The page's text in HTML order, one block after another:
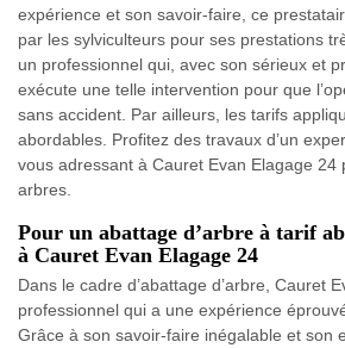
expérience et son savoir-faire, ce
par les sylviculteurs pour ses prestations
un professionnel qui, avec son sérieux et
exécute une telle intervention pour que
sans accident. Par ailleurs, les tarifs
abordables. Profitez des travaux d’un
vous adressant à Cauret Evan Elagage 24
arbres.
Pour un abattage d’arbre à tarif
à Cauret Evan Elagage 24
Dans le cadre d’abattage d’arbre, Cauret
professionnel qui a une expérience
Grâce à son savoir-faire inégalable et son